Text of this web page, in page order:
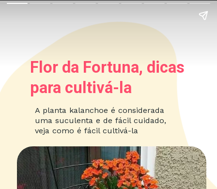
A planta kalanchoe é considerada
uma suculenta e de fácil cuidado,
veja como é fácil cultivá-la
Flor da Fortuna, dicas
para cultivá-la